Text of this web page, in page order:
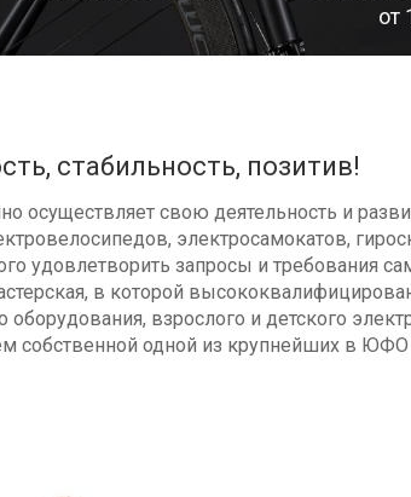
от
стабильность, позитив!
осуществляет свою деятельность и
электросамокатов,
удовлетворить запросы и требования
в которой
взрослого и детского
собственной одной из крупнейших в